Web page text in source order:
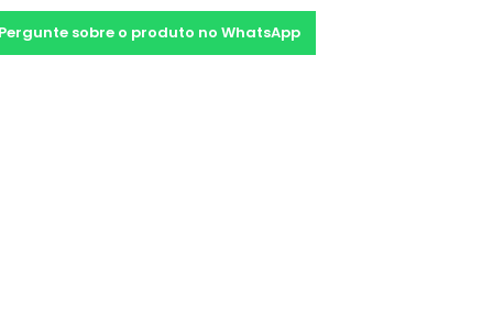
Pergunte sobre o produto no WhatsApp